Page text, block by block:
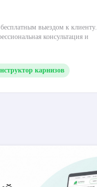
выездом к клиенту.
консультация и
карнизов